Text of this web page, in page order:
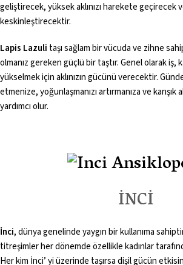
geliştirecek, yüksek aklınızı harekete geçirecek
keskinleştirecektir.
Lapis Lazuli taşı sağlam bir vücuda ve zihne
olmanız gereken güçlü bir taştır. Genel olarak iş,
yükselmek için aklınızın gücünü verecektir.
etmenize, yoğunlaşmanızı artırmanıza ve karışık
yardımcı olur.
İNCİ
İnci, dünya genelinde yaygın bir kullanıma
titreşimler her dönemde özellikle kadınlar
Her kim İnci’ yi üzerinde taşırsa dişil gücün